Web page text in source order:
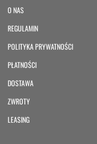
O NAS
REGULAMIN
POLITYKA PRYWATNOŚCI
PŁATNOŚCI
DOSTAWA
ZWROTY
LEASING